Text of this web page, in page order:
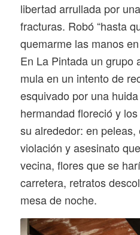
libertad arrullada por
fracturas. Robó “hasta
quemarme las manos
En La Pintada un grupo
mula en un intento de
esquivado por una
hermandad floreció y
su alrededor: en
violación y asesinato
vecina, flores que se
carretera, retratos
mesa de noche.